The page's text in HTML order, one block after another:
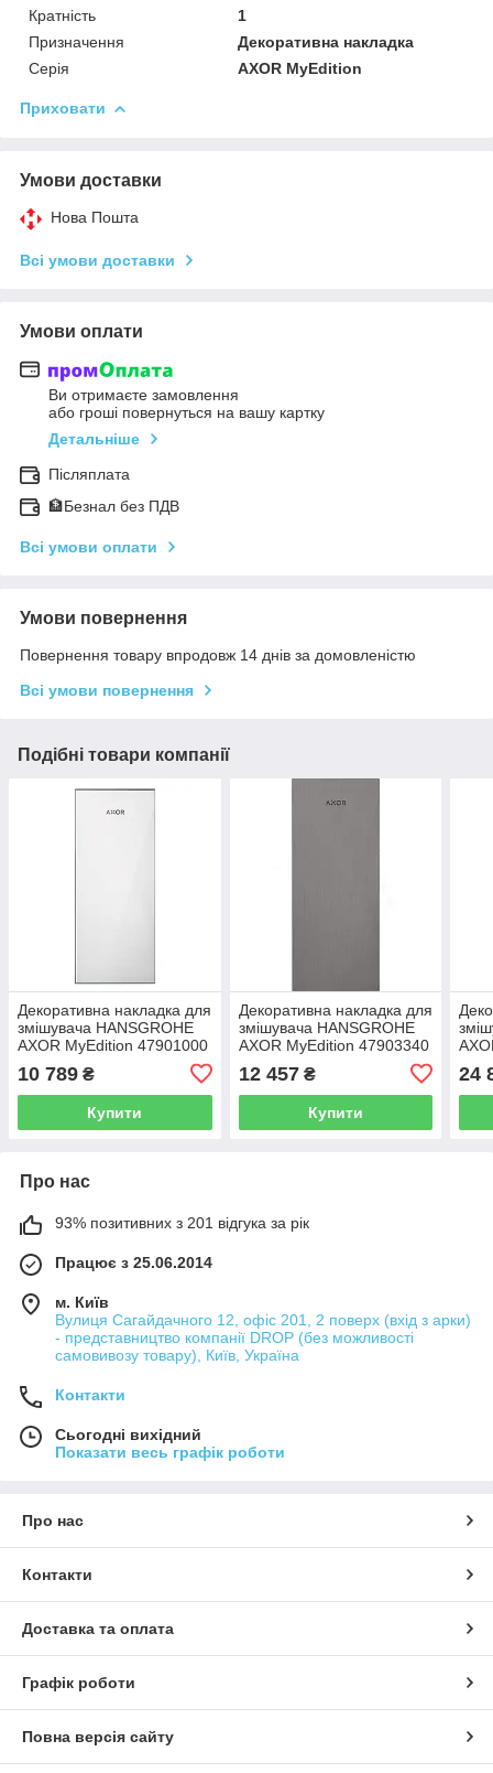
Кратність
1
Призначення
Декоративна накладка
Серія
AXOR MyEdition
Приховати
Умови доставки
Нова Пошта
Всі умови доставки
Умови оплати
Ви отримаєте замовлення
або гроші повернуться на вашу картку
Детальніше
Післяплата
🏦Безнал без ПДВ
Всі умови оплати
Умови повернення
Повернення товару впродовж 14 днів за домовленістю
Всі умови повернення
Подібні товари компанії
Декоративна накладка для
змішувача HANSGROHE
AXOR MyEdition 47901000
10 789 ₴
Купити
Декоративна накладка для
змішувача HANSGROHE
AXOR MyEdition 47903340
12 457₴
Купити
24
Про нас
93% позитивних з 201 відгука за рік
Працює з 25.06.2014
м. Київ
Вулиця Сагайдачного 12, офіс 201, 2 поверх (вхід з арки)
- представництво компанії DROP (без можливості
самовивозу товару), Київ, Україна
Контакти
Сьогодні вихідний
Показати весь графік роботи
Про нас
Контакти
Доставка та оплата
Графік роботи
Повна версія сайту